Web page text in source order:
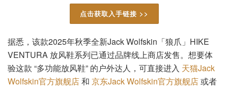
点击获取入手链接 >>
据悉，该款2025年秋季全新Jack Wolfskin「狼爪」HIKE
VENTURA 放风鞋系列已通过品牌线上商店发售。想要体
验这款 “多功能放风鞋” 的户外达人，可直接进入 天猫Jack
Wolfskin官方旗舰店和 京东Jack Wolfskin官方旗舰店或者